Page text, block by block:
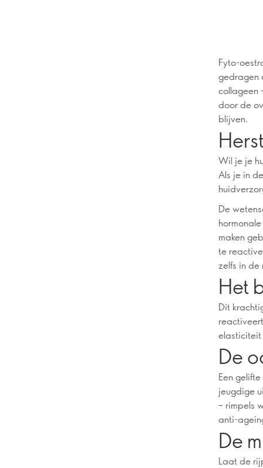
Fyto-
gedragen
collageen
door de
blijven.
Wil je je
Als je in
De
maken
te
zelfs in de
Het
Dit
elasticiteit
De
Een
jeugdige
– rimpels
anti-
De
Laat de